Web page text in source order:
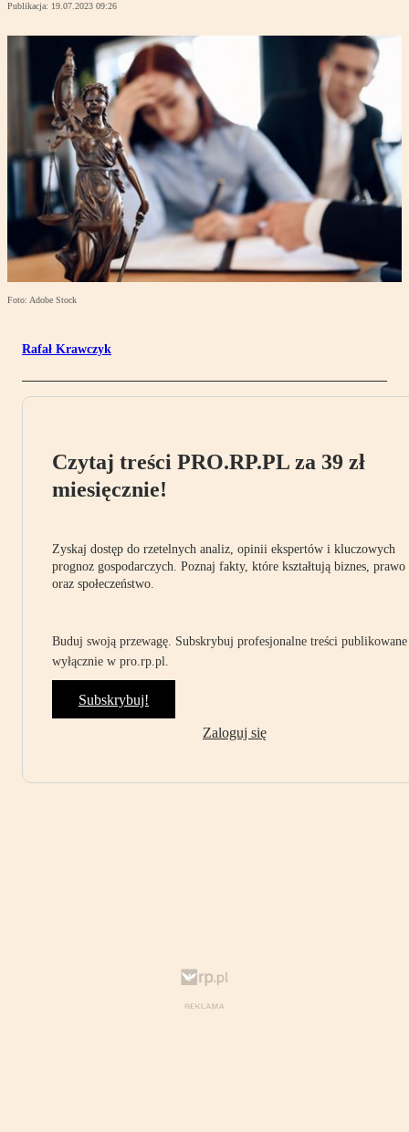
Publikacja: 19.07.2023 09:26
Foto: Adobe Stock
Rafał Krawczyk
Czytaj treści PRO.RP.PL za 39 zł
miesięcznie!
Zyskaj dostęp do rzetelnych analiz, opinii ekspertów i kluczowych
prognoz gospodarczych. Poznaj fakty, które kształtują biznes, prawo
oraz społeczeństwo.
Buduj swoją przewagę. Subskrybuj profesjonalne treści publikowane
wyłącznie w pro.rp.pl.
Subskrybuj!
Zaloguj się